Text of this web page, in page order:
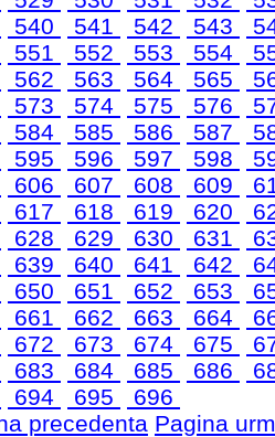
540 541 542 543
551 552 553 554
562 563 564 565
573 574 575 576
584 585 586 587
595 596 597 598
606 607 608 609
617 618 619 620
628 629 630 631
639 640 641 642
650 651 652 653
661 662 663 664
672 673 674 675
683 684 685 686
694 695
696
precedenta Pagina